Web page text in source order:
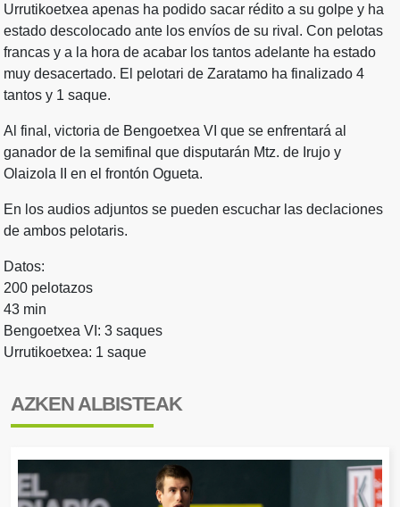
Urrutikoetxea apenas ha podido sacar rédito a su golpe y ha
estado descolocado ante los envíos de su rival. Con pelotas
francas y a la hora de acabar los tantos adelante ha estado
muy desacertado. El pelotari de Zaratamo ha finalizado 4
tantos y 1 saque.
Al final, victoria de Bengoetxea VI que se enfrentará al
ganador de la semifinal que disputarán Mtz. de Irujo y
Olaizola II en el frontón Ogueta.
En los audios adjuntos se pueden escuchar las declaciones
de ambos pelotaris.
Datos:
200 pelotazos
43 min
Bengoetxea VI: 3 saques
Urrutikoetxea: 1 saque
AZKEN ALBISTEAK